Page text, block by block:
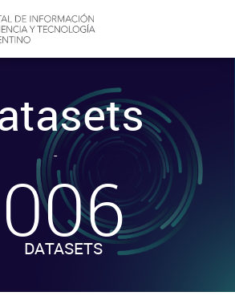
-
006
DATASETS